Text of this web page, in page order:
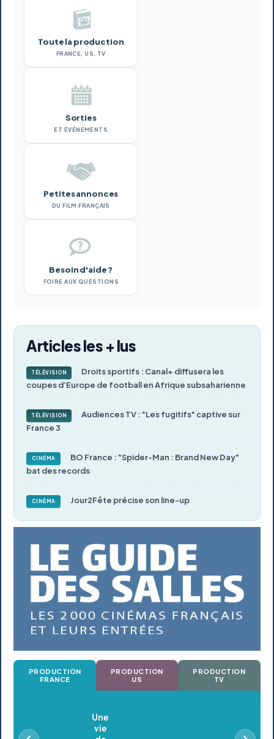
Toute la production
FRANCE, US, TV
Sorties
ET ÉVÉNEMENTS
Petites annonces
DU FILM FRANÇAIS
Besoin d'aide ?
FOIRE AUX QUESTIONS
Articles les + lus
TÉLÉVISION
Droits sportifs : Canal+ diffusera les
coupes d’Europe de football en Afrique subsaharienne
TÉLÉVISION
Audiences TV : "Les fugitifs" captive sur
France 3
CINÉMA
BO France : "Spider-Man : Brand New Day"
bat des records
CINÉMA Jour2Fête précise son line-up
PRODUCTION
FRANCE
PRODUCTION
US
PRODUCTION
TV
Oldeupe
En postproduction